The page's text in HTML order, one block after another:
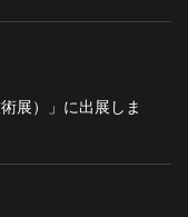
展）」に出展しま